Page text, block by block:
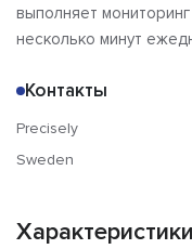
выполняет
несколько минут
Контакты
Precisely
Sweden
Характеристики